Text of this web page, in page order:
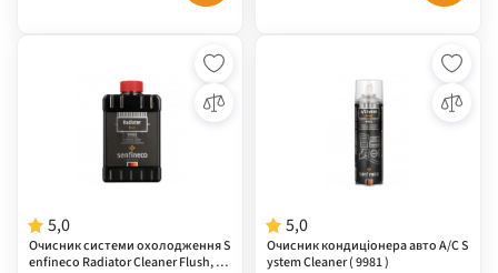
5,0
Очисник системи охолодження S
enfineco Radiator Cleaner Flush, 32
5,0
Очисник кондиціонера авто A/C S
ystem Cleaner ( 9981 )